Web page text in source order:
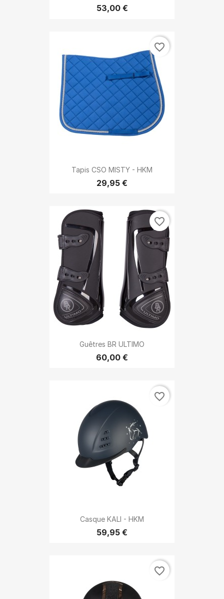
53,00 €
Tapis CSO MISTY - HKM
29,95 €
favorite_border
Guêtres BR ULTIMO
60,00 €
favorite_border
Casque KALI - HKM
59,95 €
favorite_border
favorite_border